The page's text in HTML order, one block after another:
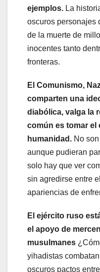
ejemplos. La
oscuros personajes
de la muerte de
inocentes tanto
fronteras.
El Comunismo,
comparten una
diabólica, valga la
común es tomar el
humanidad. No
aunque pudieran
solo hay que ver
sin agredirse entre
apariencias de
El ejército ruso
el apoyo de
musulmanes
yihadistas
oscuros pactos